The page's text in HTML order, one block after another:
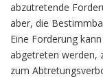
abzutretende
aber, die
Eine Forderung
abgetreten werden,
zum